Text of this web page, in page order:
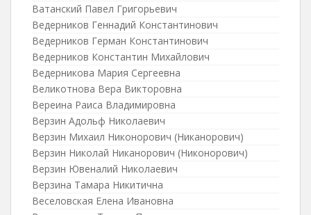
Ватанский Павел Григорьевич
Ведерников Геннадий Константинович
Ведерников Герман Константинович
Ведерников Константин Михайлович
Ведерникова Мария Сергеевна
Великотнова Вера Викторовна
Вереина Раиса Владимировна
Верзин Адольф Николаевич
Верзин Михаил Никонорович (Никанорович)
Верзин Николай Никанорович (Никонорович)
Верзин Ювеналий Николаевич
Верзина Тамара Никитична
Веселовская Елена Ивановна